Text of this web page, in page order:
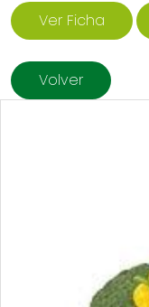
Ver Ficha
Volver